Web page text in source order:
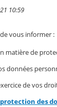
10:59
vous informer :
matière de
données
de vos
des